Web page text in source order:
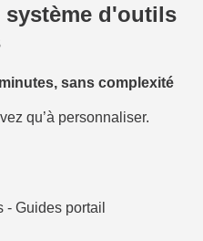
système d'outils
sans complexité
qu’à personnaliser.